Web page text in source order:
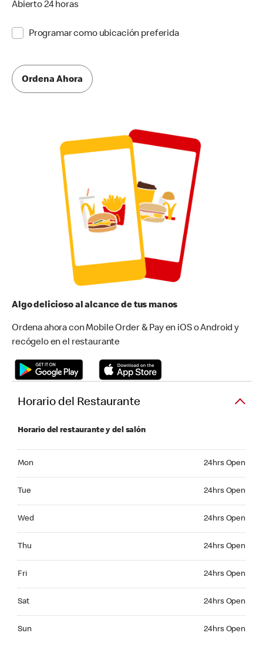
Abierto 24 horas
Programar como ubicación preferida
Ordena Ahora
Algo delicioso al alcance de tus manos
Ordena ahora con Mobile Order & Pay en iOS o Android y
recógelo en el restaurante
Horario del Restaurante
Horario del restaurante y del salón
Mon 24hrs Open
Tue 24hrs Open
Wed 24hrs Open
Thu 24hrs Open
Fri 24hrs Open
Sat 24hrs Open
Sun 24hrs Open